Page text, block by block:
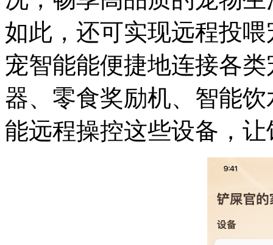
如此，还可实现远程投
宠智能能便捷地连接各
器、零食奖励机、智能
能远程操控这些设备，